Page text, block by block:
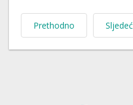
Prethodno